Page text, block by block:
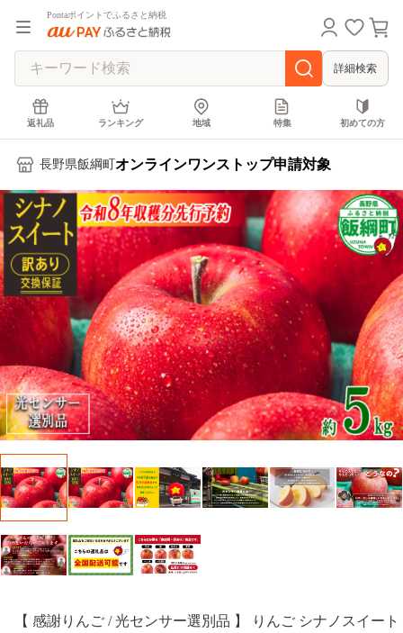
Pontaポイントでふるさと納税
詳細検索
返礼品 ランキング 地域 特集 初めての方
長野県飯綱町 オンラインワンストップ申請対象
【 感謝りんご / 光センサー選別品 】 りんご シナノスイート